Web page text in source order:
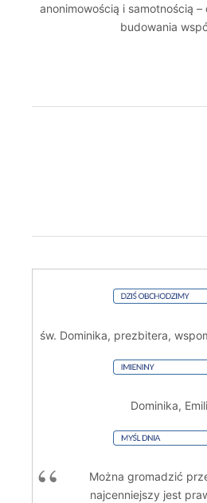
anonimowością i samotnością
budowania
św. Dominika, prezbitera,
Dominika,
Można gromadzić
najcenniejszy jest